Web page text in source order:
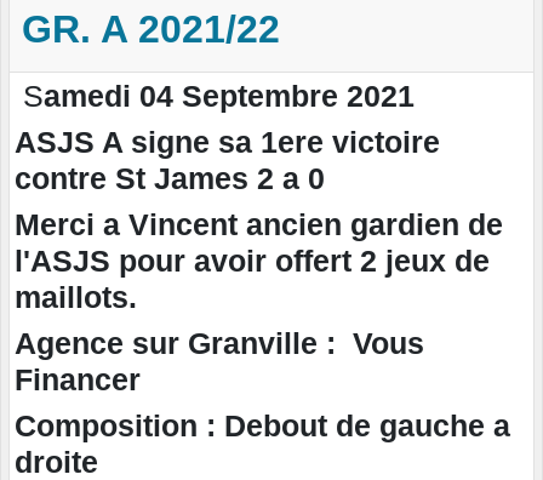
GR. A 2021/22
Samedi 04 Septembre 2021
ASJS A signe sa 1ere victoire
contre St James 2 a 0
Merci a Vincent ancien gardien de
l'ASJS pour avoir offert 2 jeux de
maillots.
Agence sur Granville : Vous
Financer
Composition : Debout de gauche a
droite